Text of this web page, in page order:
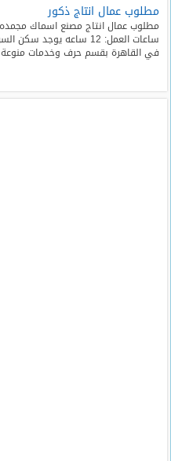
مطلوب عمال انتاج ذكور
في القاهرة بقسم حرف وخدمات منوعة